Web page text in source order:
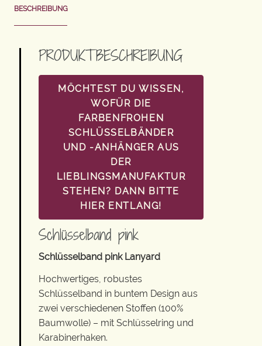
BESCHREIBUNG
PRODUKTBESCHREIBUNG
MÖCHTEST DU WISSEN,
WOFÜR DIE
FARBENFROHEN
SCHLÜSSELBÄNDER
UND -ANHÄNGER AUS
DER
LIEBLINGSMANUFAKTUR
STEHEN? DANN BITTE
HIER ENTLANG!
Schlüsselband pink
Schlüsselband pink Lanyard
Hochwertiges, robustes
Schlüsselband in buntem Design aus
zwei verschiedenen Stoffen (100%
Baumwolle) – mit Schlüsselring und
Karabinerhaken.